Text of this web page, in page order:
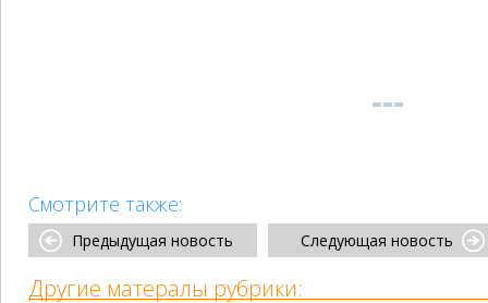
Смотрите также:
Предыдущая новость Следующая новость
Другие матералы рубрики: